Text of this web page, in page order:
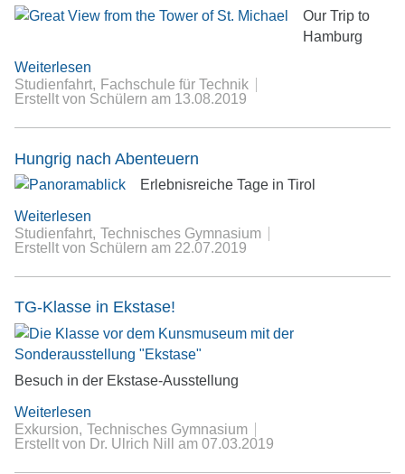
Our Trip to
Hamburg
Weiterlesen
Studienfahrt
Fachschule für Technik
Erstellt von Schülern am 13.08.2019
Hungrig nach Abenteuern
Erlebnisreiche Tage in Tirol
Weiterlesen
Studienfahrt Technisches Gymnasium
Erstellt von Schülern am 22.07.2019
TG-Klasse in Ekstase!
Besuch in der Ekstase-Ausstellung
Weiterlesen
Exkursion Technisches Gymnasium
Erstellt von Dr. Ulrich Nill am 07.03.2019